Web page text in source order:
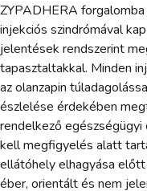
ZYPADHERA
injekciós szindrómával
jelentések rendszerint
tapasztaltakkal. Minden
az olanzapin
észlelése érdekében
rendelkező
kell megfigyelés alatt
ellátóhely elhagyása
éber, orientált és nem